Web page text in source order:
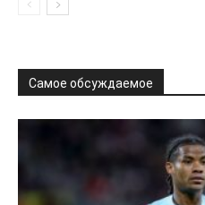
Самое обсуждаемое